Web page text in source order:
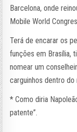
Barcelona, onde
Mobile World
Terá de encarar os
funções em Brasília,
nomear um
carguinhos dentro do
* Como diria
patente”.